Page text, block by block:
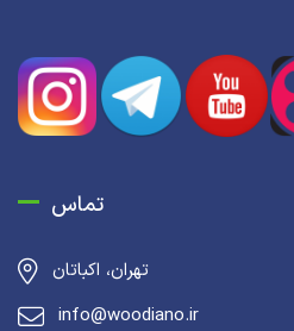
تماس
تهران، اکباتان
info@woodiano.ir